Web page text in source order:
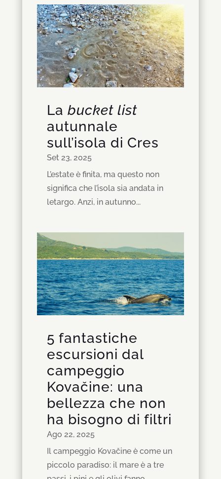
La bucket list
autunnale
sull’isola di Cres
Set 23, 2025
L’estate è finita, ma questo non
significa che l’isola sia andata in
letargo. Anzi, in autunno...
5 fantastiche
escursioni dal
campeggio
Kovačine: una
bellezza che non
ha bisogno di filtri
Ago 22, 2025
Il campeggio Kovačine è come un
piccolo paradiso: il mare è a tre